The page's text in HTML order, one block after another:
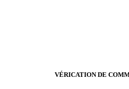
VÉRICATION DE